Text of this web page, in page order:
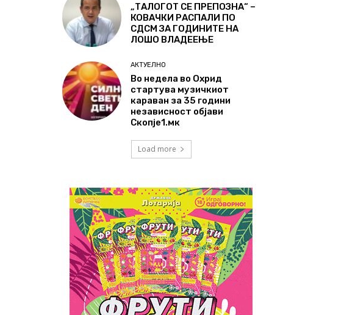
„ТАЛОГОТ СЕ ПРЕПОЗНА“ –
КОВАЧКИ РАСПАЛИ ПО
СДСМ ЗА ГОДИНИТЕ НА
ЛОШО ВЛАДЕЕЊЕ
АКТУЕЛНО
Во недела во Охрид
стартува музичкиот
караван за 35 години
независност објави
Скопје1.мк
Load more